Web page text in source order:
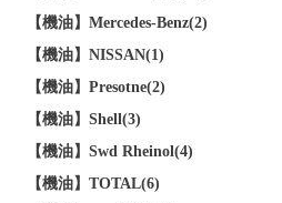
【機油】Mercedes-Benz(2)
【機油】NISSAN(1)
【機油】Presotne(2)
【機油】Shell(3)
【機油】Swd Rheinol(4)
【機油】TOTAL(6)